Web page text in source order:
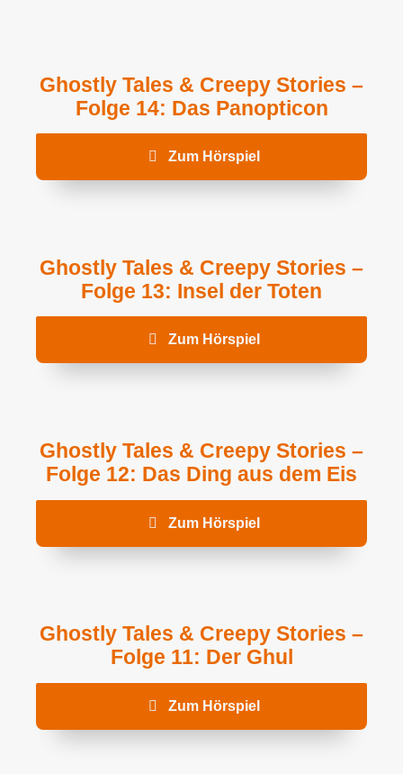
Ghostly Tales & Creepy Stories –
Folge 14: Das Panopticon
Zum Hörspiel
Ghostly Tales & Creepy Stories –
Folge 13: Insel der Toten
Zum Hörspiel
Ghostly Tales & Creepy Stories –
Folge 12: Das Ding aus dem Eis
Zum Hörspiel
Ghostly Tales & Creepy Stories –
Folge 11: Der Ghul
Zum Hörspiel